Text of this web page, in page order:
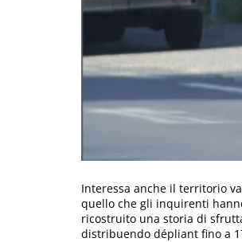
Interessa anche il territorio
quello che gli inquirenti
ricostruito una storia di
distribuendo dépliant fino a